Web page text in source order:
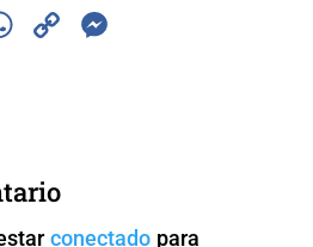
W
A
p
C
conectado para